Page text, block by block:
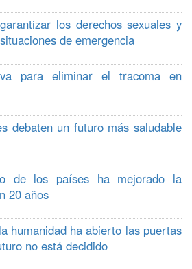
los derechos sexuales y
de emergencia
para eliminar el tracoma en
debaten un futuro más saludable
de los países ha mejorado la
20 años
humanidad ha abierto las puertas
no está decidido